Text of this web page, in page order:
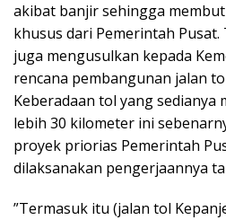
akibat banjir sehingga
khusus dari Pemerintah
juga mengusulkan kepada
rencana pembangunan jalan
Keberadaan tol yang
lebih 30 kilometer ini
proyek priorias Pemerintah
dilaksanakan pengerjaannya
”Termasuk itu (jalan tol